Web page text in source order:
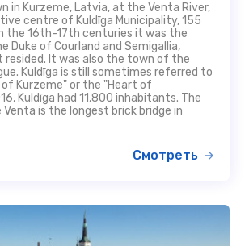
in Kurzeme, Latvia, at the Venta River,
centre of Kuldīga Municipality, 155
the 16th-17th centuries it was the
Duke of Courland and Semigallia,
resided. It was also the town of the
Kuldīga is still sometimes referred to
Kurzeme" or the "Heart of
Kuldīga had 11,800 inhabitants. The
Venta is the longest brick bridge in
Смотреть